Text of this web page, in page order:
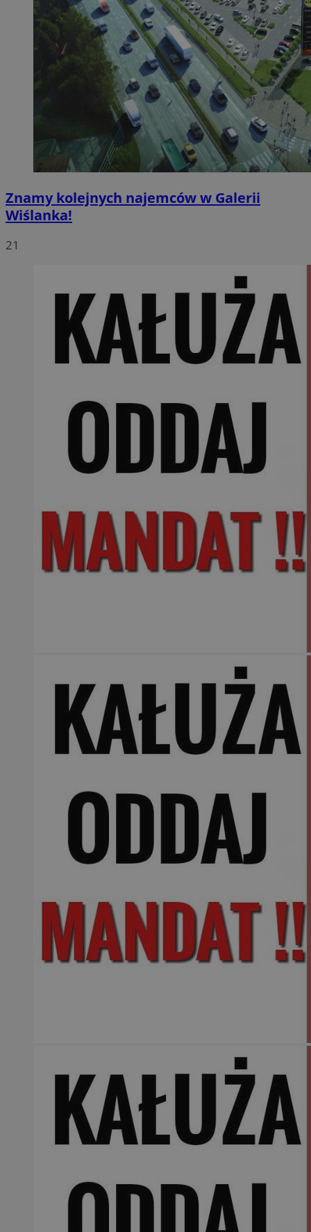
Znamy kolejnych najemców w Galerii
Wiślanka!
21